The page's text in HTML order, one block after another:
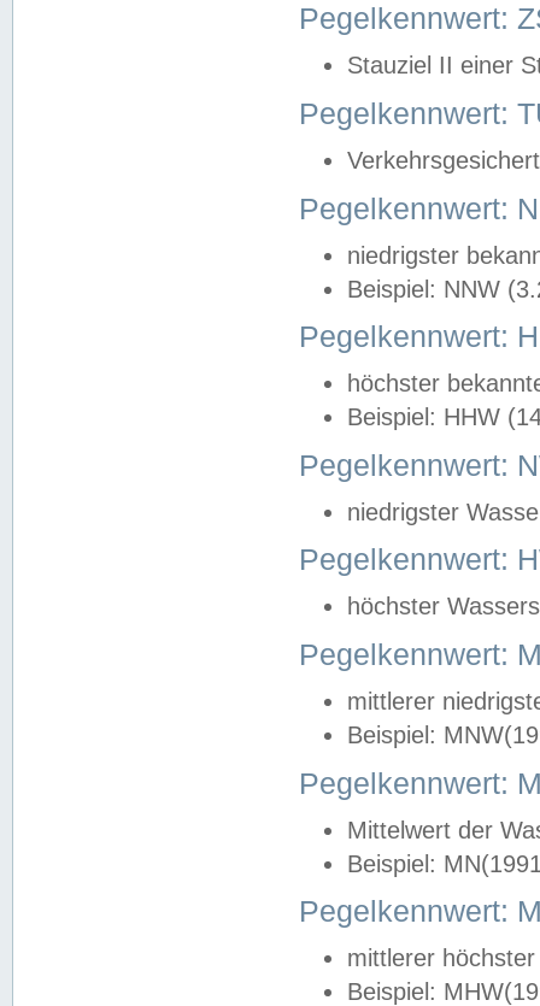
Pegelkennwert:
Stauziel II einer
Pegelkennwert:
Pegelkennwert:
niedrigster
Beispiel: NNW
Pegelkennwert:
höchster
Beispiel: HHW
Pegelkennwert:
niedrigster
Pegelkennwert:
höchster
Pegelkennwert:
mittlerer
Beispiel:
Pegelkennwert:
Mittelwert der
Beispiel:
Pegelkennwert:
mittlerer
Beispiel: